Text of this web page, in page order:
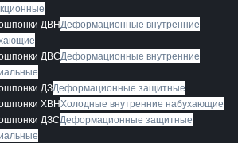
ДВНДеформационные внутренние
ДВСДеформационные внутренние
ДЗДеформационные защитные
ХВНХолодные внутренние набухающие
ДЗСДеформационные защитные